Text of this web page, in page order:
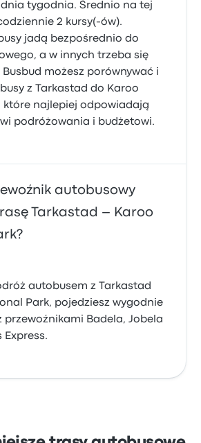
tygodnia. Średnio na tej
2 kursy(-ów).
jadą bezpośrednio do
a w innych trzeba się
możesz porównywać i
z Tarkastad do Karoo
które najlepiej odpowiadają
podróżowania i budżetowi.
autobusowy
Tarkastad – Karoo
autobusem z Tarkastad
Park, pojedziesz wygodnie
przewoźnikami Badela, Jobela
Express.